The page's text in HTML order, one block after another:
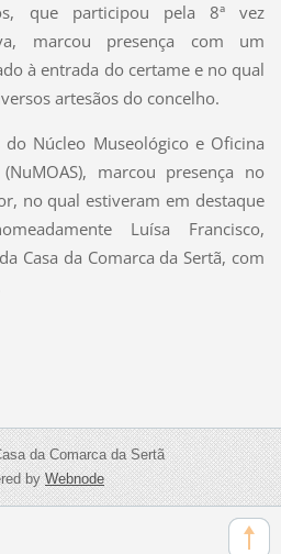
que participou pela 8ª vez
marcou presença com um
à entrada do certame e no qual
artesãos do concelho.
Núcleo Museológico e Oficina
marcou presença no
no qual estiveram em destaque
Luísa Francisco,
Casa da Comarca da Sertã, com
da Comarca da Sertã
byWebnode